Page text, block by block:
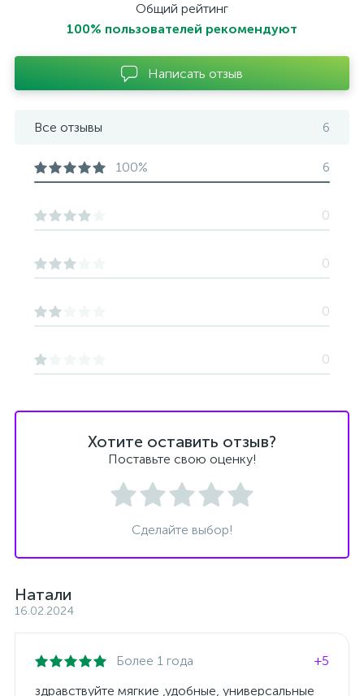
Хотите оставить отзыв?
Поставьте свою оценку!
Сделайте выбор!
Натали
16.02.2024
Более 1 года
+5
здравствуйте мягкие ,удобные, универсальные
Общий рейтинг
100% пользователей рекомендуют
Написать отзыв
Все отзывы 6
100% 6
0
0
0
0